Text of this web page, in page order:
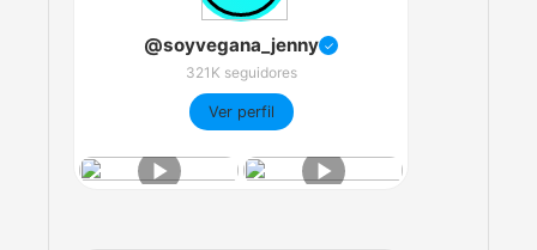
@soyvegana_jenny ✓
321K seguidores
Ver perfil